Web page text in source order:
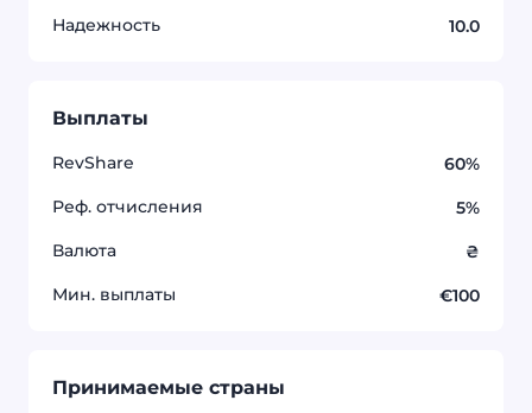
Надежность 10.0
Выплаты
RevShare 60%
Реф. отчисления 5%
Валюта ₴
Мин. выплаты €100
Принимаемые страны